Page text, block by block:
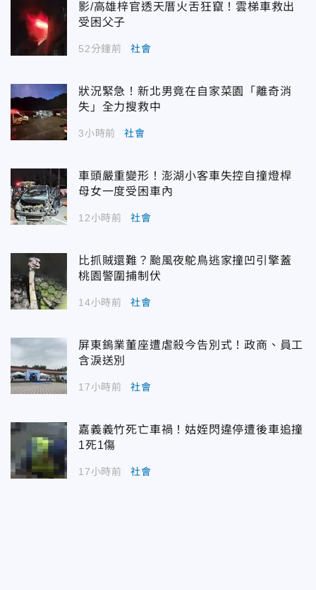
影/高雄梓官透天厝火舌狂竄！雲梯車救出
受困父子
52分鐘前 社會
狀況緊急！新北男竟在自家菜園「離奇消
失」全力搜救中
3小時前 社會
車頭嚴重變形！澎湖小客車失控自撞燈桿
母女一度受困車內
12小時前 社會
比抓賊還難？颱風夜鴕鳥逃家撞凹引擎蓋
桃園警圍捕制伏
14小時前 社會
屏東鎢業董座遭虐殺今告別式！政商、員工
含淚送別
17小時前 社會
嘉義義竹死亡車禍！姑姪閃違停遭後車追撞
1死1傷
17小時前 社會